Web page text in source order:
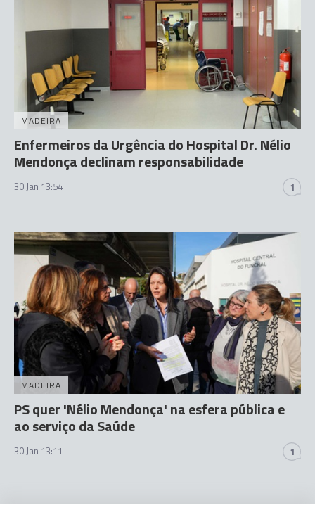
MADEIRA
Enfermeiros da Urgência do Hospital Dr. Nélio
Mendonça declinam responsabilidade
30 Jan 13:54 1
MADEIRA
PS quer 'Nélio Mendonça' na esfera pública e
ao serviço da Saúde
30 Jan 13:11 1